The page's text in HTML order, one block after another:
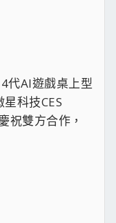
代AI遊戲桌上型
科技CES
祝雙方合作，